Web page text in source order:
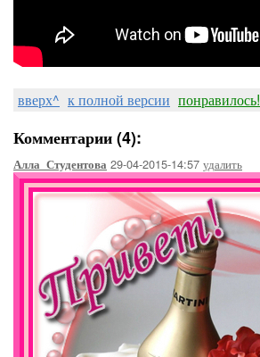
вверх^ к полной версии понравилось!
Комментарии (4):
Алла_Студентова 29-04-2015-14:57 удалить